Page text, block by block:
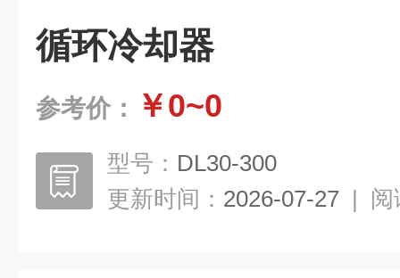
循环冷却器
参考价： ￥0~0
型号： DL30-300
更新时间： 2026-07-27 | 阅